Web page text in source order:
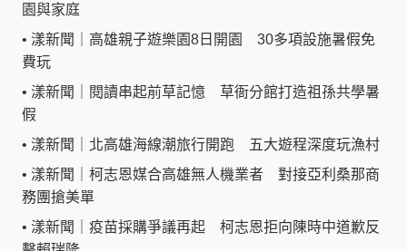
園與家庭
• 漾新聞｜高雄親子遊樂園8日開園 30多項設施暑假免
費玩
• 漾新聞｜閱讀串起前草記憶 草衙分館打造祖孫共學暑
假
• 漾新聞｜北高雄海線潮旅行開跑 五大遊程深度玩漁村
• 漾新聞｜柯志恩媒合高雄無人機業者 對接亞利桑那商
務團搶美單
• 漾新聞｜疫苗採購爭議再起 柯志恩拒向陳時中道歉反